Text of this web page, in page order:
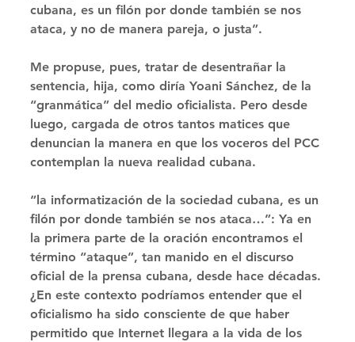
cubana, es un ﬁlón por donde también se nos
ataca, y no de manera pareja, o justa”.
Me propuse, pues, tratar de desentrañar la
sentencia, hija, como diría Yoani Sánchez, de la
“granmática” del medio oﬁcialista. Pero desde
luego, cargada de otros tantos matices que
denuncian la manera en que los voceros del PCC
contemplan la nueva realidad cubana.
“la informatización de la sociedad cubana, es un
ﬁlón por donde también se nos ataca…”: Ya en
la primera parte de la oración encontramos el
término “ataque”, tan manido en el discurso
oﬁcial de la prensa cubana, desde hace décadas.
¿En este contexto podríamos entender que el
oﬁcialismo ha sido consciente de que haber
permitido que Internet llegara a la vida de los